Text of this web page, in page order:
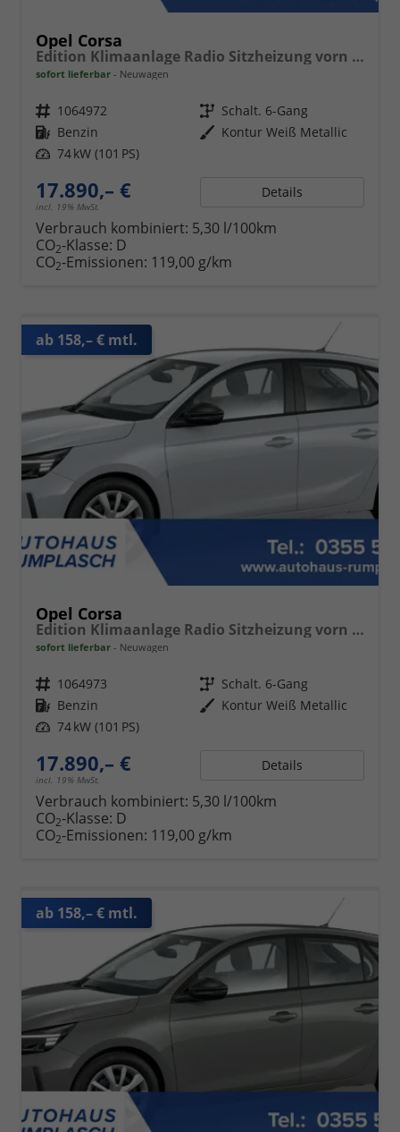
Opel Corsa
Edition Klimaanlage Radio Sitzheizung vorn PDC hinten ECO-LED-Scheinwerfer
sofort lieferbar Neuwagen
Fahrzeugnr. 1064972 Getriebe Schalt. 6-Gang
Kraftstoff Benzin Außenfarbe Kontur Weiß Metallic
Leistung 74 kW (101 PS)
17.890,– €
incl. 19% MwSt.
Details
Verbrauch kombiniert: 5,30 l/100km
CO2-Klasse: D
CO2-Emissionen: 119,00 g/km
ab 158,– € mtl.
Opel Corsa
Edition Klimaanlage Radio Sitzheizung vorn PDC hinten ECO-LED-Scheinwerfer
sofort lieferbar Neuwagen
Fahrzeugnr. 1064973 Getriebe Schalt. 6-Gang
Kraftstoff Benzin Außenfarbe Kontur Weiß Metallic
Leistung 74 kW (101 PS)
17.890,– €
incl. 19% MwSt.
Details
Verbrauch kombiniert: 5,30 l/100km
CO2-Klasse: D
CO2-Emissionen: 119,00 g/km
ab 158,– € mtl.